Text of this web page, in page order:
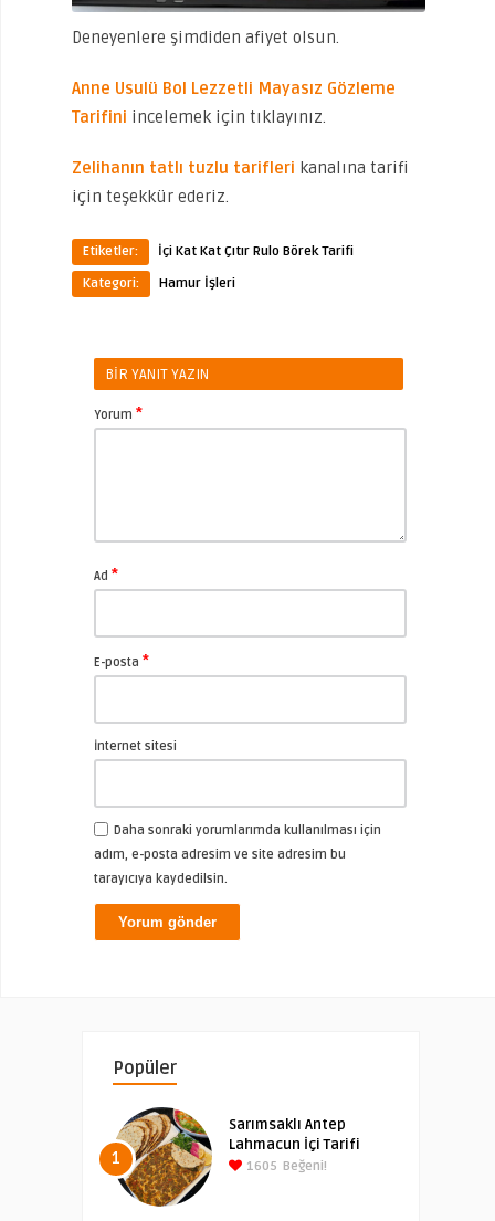
Deneyenlere şimdiden afiyet olsun.
Anne Usulü Bol Lezzetli Mayasız Gözleme
Tarifini incelemek için tıklayınız.
Zelihanın tatlı tuzlu tarifleri kanalına tarifi
için teşekkür ederiz.
Etiketler:
İçi Kat Kat Çıtır Rulo Börek Tarifi
Kategori:
Hamur İşleri
BIR YANIT YAZIN
Yorum *
Ad *
E-posta *
İnternet sitesi
Daha sonraki yorumlarımda kullanılması için
adım, e-posta adresim ve site adresim bu
tarayıcıya kaydedilsin.
Popüler
1
Sarımsaklı Antep
Lahmacun İçi Tarifi
1605 Beğeni!